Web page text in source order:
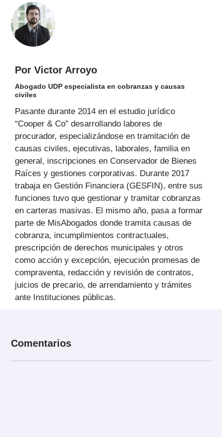
Por Victor Arroyo
Abogado UDP especialista en cobranzas y causas
civiles
Pasante durante 2014 en el estudio jurídico
“Cooper & Co” desarrollando labores de
procurador, especializándose en tramitación de
causas civiles, ejecutivas, laborales, familia en
general, inscripciones en Conservador de Bienes
Raíces y gestiones corporativas. Durante 2017
trabaja en Gestión Financiera (GESFIN), entre sus
funciones tuvo que gestionar y tramitar cobranzas
en carteras masivas. El mismo año, pasa a formar
parte de MisAbogados donde tramita causas de
cobranza, incumplimientos contractuales,
prescripción de derechos municipales y otros
como acción y excepción, ejecución promesas de
compraventa, redacción y revisión de contratos,
juicios de precario, de arrendamiento y trámites
ante Instituciones públicas.
Comentarios